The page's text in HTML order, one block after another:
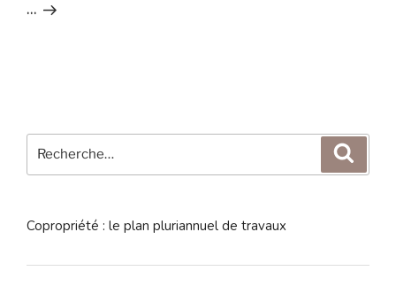
…
pour
Copropriété : le plan pluriannuel de travaux